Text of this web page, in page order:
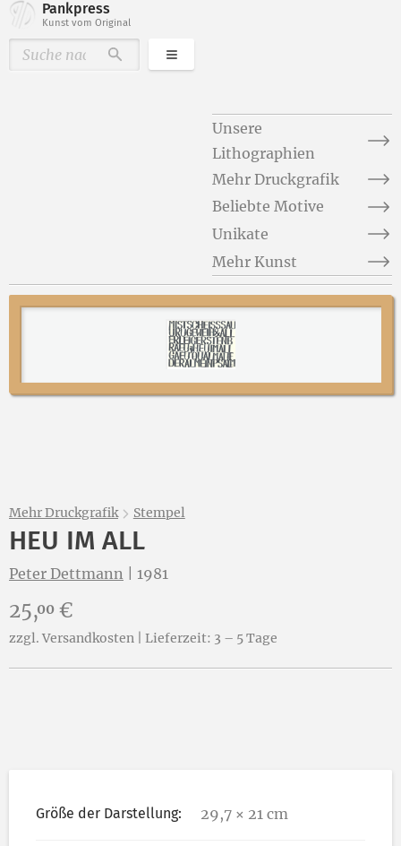
Pankpress
Kunst vom Original
DurchsuchenKategorien
Unsere
Lithographien
Mehr Druckgrafik
Beliebte Motive
Unikate
Mehr Kunst
Mehr Druckgrafik Stempel
HEU IM ALL
Peter Dettmann 1981
Preis:
25,00 €
zzgl. Versandkosten | Lieferzeit: 3 – 5 Tage
Größe der Darstellung: 29,7 × 21 cm